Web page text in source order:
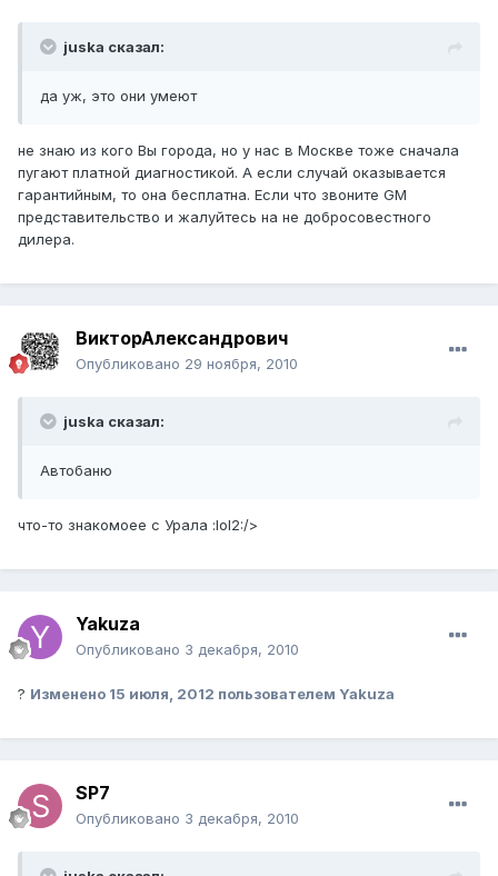
juska сказал:
да уж, это они умеют
не знаю из кого Вы города, но у нас в Москве тоже сначала
пугают платной диагностикой. А если случай оказывается
гарантийным, то она бесплатна. Если что звоните GM
представительство и жалуйтесь на не добросовестного
дилера.
ВикторАлександрович
Опубликовано 29 ноября, 2010
juska сказал:
Автобаню
что-то знакомоее с Урала :lol2:/>
Yakuza
Опубликовано 3 декабря, 2010
? Изменено 15 июля, 2012 пользователем Yakuza
SP7
Опубликовано 3 декабря, 2010